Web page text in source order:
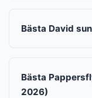
Bästa David
Bästa
2026)